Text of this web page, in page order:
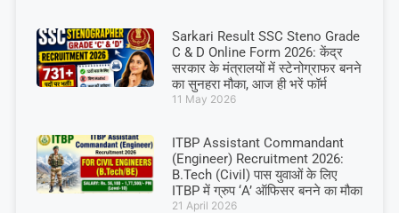
Sarkari Result SSC Steno Grade
C & D Online Form 2026: केंद्र
सरकार के मंत्रालयों में स्टेनोग्राफर बनने
का सुनहरा मौका, आज ही भरें फॉर्म
11 May 2026
ITBP Assistant Commandant
(Engineer) Recruitment 2026:
B.Tech (Civil) पास युवाओं के लिए
ITBP में ग्रुप ‘A’ ऑफिसर बनने का मौका
21 April 2026